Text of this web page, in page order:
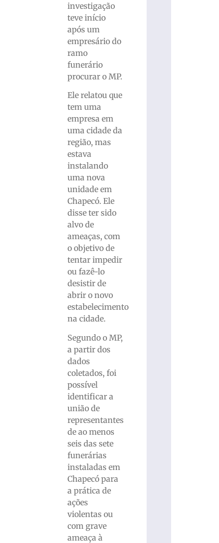
investigação
teve início
após um
empresário do
ramo
funerário
procurar o MP.
Ele relatou que
tem uma
empresa em
uma cidade da
região, mas
estava
instalando
uma nova
unidade em
Chapecó. Ele
disse ter sido
alvo de
ameaças, com
o objetivo de
tentar impedir
ou fazê-lo
desistir de
abrir o novo
estabelecimento
na cidade.
Segundo o MP,
a partir dos
dados
coletados, foi
possível
identificar a
união de
representantes
de ao menos
seis das sete
funerárias
instaladas em
Chapecó para
a prática de
ações
violentas ou
com grave
ameaça à